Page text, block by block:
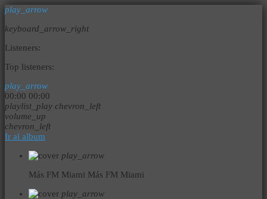
play_arrow
keyboard_arrow_right
Listeners:
Top listeners:
play_arrow
00:00 00:00
playlist_play chevron_left
volume_up
chevron_left
Ir al album
play_arrow
Más FM Miami Más FM Miami
play_arrow